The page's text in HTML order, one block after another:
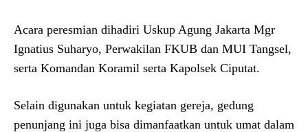
Acara peresmian dihadiri Uskup Agung Jakarta Mgr
Ignatius Suharyo, Perwakilan FKUB dan MUI Tangsel,
serta Komandan Koramil serta Kapolsek Ciputat.
Selain digunakan untuk kegiatan gereja, gedung
penunjang ini juga bisa dimanfaatkan untuk umat dalam